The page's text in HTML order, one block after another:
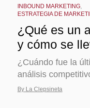
INBOUND MARKETING
ESTRATEGIA DE
¿Qué es un
y cómo se
¿Cuándo fue la
análisis
By La Clepsineta